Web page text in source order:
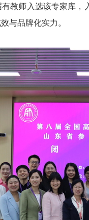
教师入选该专家库
与品牌化实力。